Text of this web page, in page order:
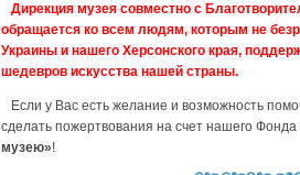
Дирекция музея совместно с
обращается ко всем людям, которым не
Украины и нашего Херсонского края,
шедевров искусства нашей страны.
Если у Вас есть желание и возможность
сделать пожертвования на счет нашего
музею»!